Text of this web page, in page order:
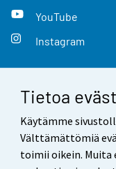
Tietoa
Käytämme
Välttämättömiä
toimii oikein. Muita
YouTube
Instagram
Yhteystiedot
Palaute
Käyttöehdot